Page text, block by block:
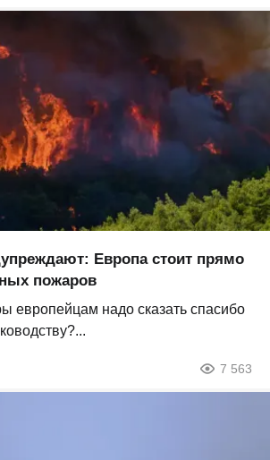
Европа стоит прямо
пожаров
европейцам надо сказать спасибо
7 563